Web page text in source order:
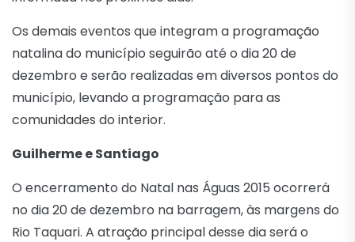
Os demais eventos que integram a programação
natalina do município seguirão até o dia 20 de
dezembro e serão realizadas em diversos pontos do
município, levando a programação para as
comunidades do interior.
Guilherme e Santiago
O encerramento do Natal nas Águas 2015 ocorrerá
no dia 20 de dezembro na barragem, às margens do
Rio Taquari. A atração principal desse dia será o